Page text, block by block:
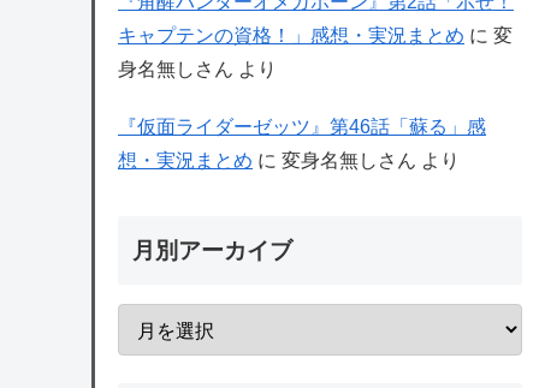
キャプテンの資格！」感想・実況まとめ に 変
身名無しさん より
『仮面ライダーゼッツ』第46話「蘇る」感
想・実況まとめ に 変身名無しさん より
月別アーカイブ